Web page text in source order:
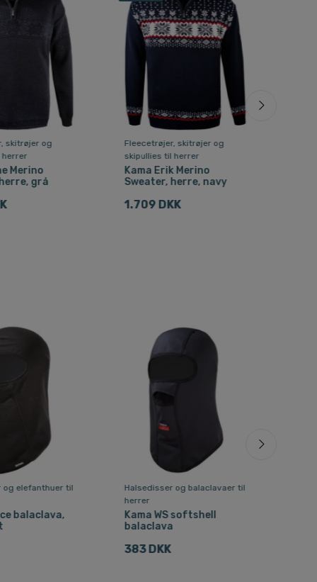
skitrøjer og
herrer
Merino
grå
Fleecetrøjer, skitrøjer og
skipullies til herrer
Kama Erik Merino
Sweater, herre, navy
1.709 DKK
og elefanthuer til
balaclava,
Halsedisser og balaclavaer til
herrer
Kama WS softshell
balaclava
383 DKK